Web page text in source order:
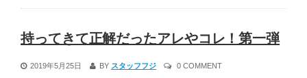
持ってきて正解だったアレやコレ！第一弾
2019年5月25日 BY スタッフフジ 0 COMMENT